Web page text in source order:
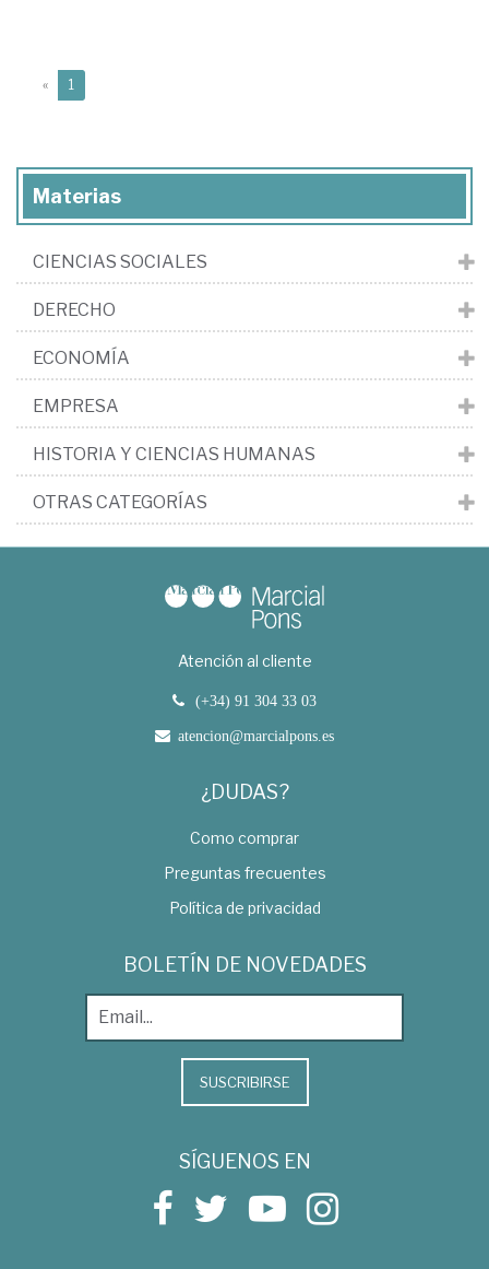
« 1
Materias
CIENCIAS SOCIALES
DERECHO
ECONOMÍA
EMPRESA
HISTORIA Y CIENCIAS HUMANAS
OTRAS CATEGORÍAS
Atención al cliente
(+34) 91 304 33 03
atencion@marcialpons.es
¿DUDAS?
Como comprar
Preguntas frecuentes
Política de privacidad
BOLETÍN DE NOVEDADES
SUSCRIBIRSE
SÍGUENOS EN